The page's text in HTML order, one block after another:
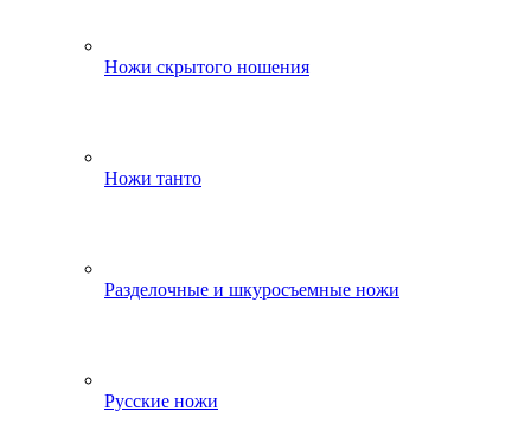
Ножи скрытого ношения
Ножи танто
Разделочные и шкуросъемные ножи
Русские ножи